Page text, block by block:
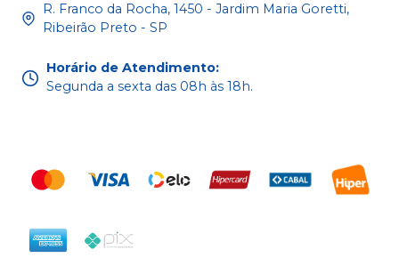
R. Franco da Rocha, 1450 - Jardim Maria Goretti,
Ribeirão Preto - SP
Horário de Atendimento:
Segunda a sexta das 08h às 18h.